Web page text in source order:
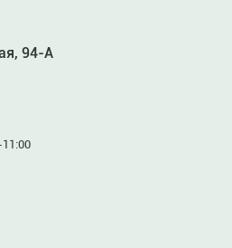
94-А